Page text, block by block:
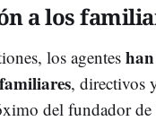
a los
los agentes
, directivos
del fundador